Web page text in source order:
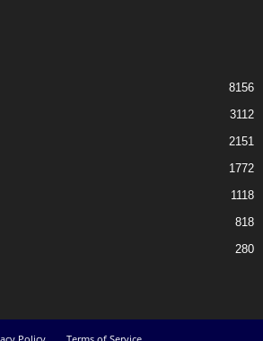
8156
3112
2151
1772
1118
818
280